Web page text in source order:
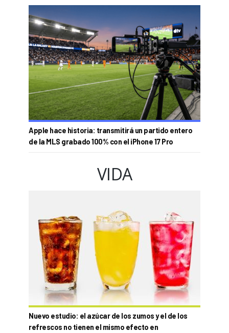
Apple hace historia: transmitirá un partido entero
de la MLS grabado 100% con el iPhone 17 Pro
VIDA
Nuevo estudio: el azúcar de los zumos y el de los
refrescos no tienen el mismo efecto en